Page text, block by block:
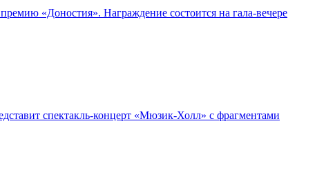
«Доностия». Награждение состоится на гала-вечере
спектакль-концерт «Мюзик-Холл» с фрагментами